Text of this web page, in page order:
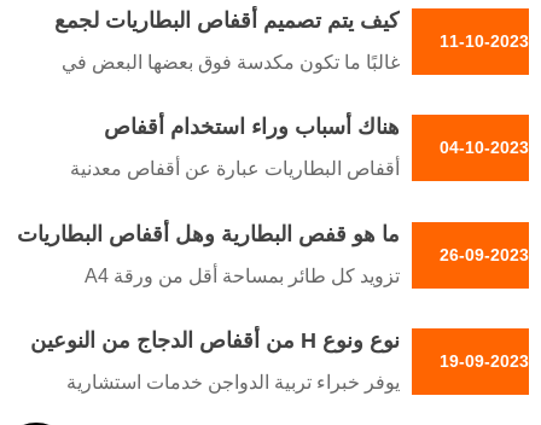
مغذيات الدواجن وأنظمة سقي الدجاج إلى
مساكن الدواجن والأرضيات والأقفاص وأقفاص
11-10-2023
كيف يتم تصميم أقفاص البطاريات لجمع
البيض بسرعة وكفاءة في العمل
غالبًا ما تكون مكدسة فوق بعضها البعض في
04-10-2023
هناك أسباب وراء استخدام أقفاص
البطاريات لإيواء الدجاج البياض
أقفاص البطاريات عبارة عن أقفاص معدنية
البيض في المقام الأول
26-09-2023
ما هو قفص البطارية وهل أقفاص البطاريات
قاسية
تزويد كل طائر بمساحة أقل من ورقة A4
إظهار سلوكيات طبيعية مثل التعشيش أو فرد
أجنحتها بالكامل
19-09-2023
نوع ونوع H من أقفاص الدجاج من النوعين
يوفر خبراء تربية الدواجن خدمات استشارية